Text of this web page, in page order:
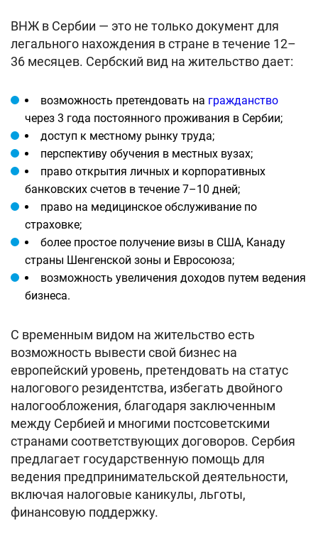
ВНЖ в Сербии — это не только документ для
легального нахождения в стране в течение 12–
36 месяцев. Сербский вид на жительство дает:
возможность претендовать на гражданство
через 3 года постоянного проживания в Сербии;
доступ к местному рынку труда;
перспективу обучения в местных вузах;
право открытия личных и корпоративных
банковских счетов в течение 7–10 дней;
право на медицинское обслуживание по
страховке;
более простое получение визы в США, Канаду
страны Шенгенской зоны и Евросоюза;
возможность увеличения доходов путем ведения
бизнеса.
С временным видом на жительство есть
возможность вывести свой бизнес на
европейский уровень, претендовать на статус
налогового резидентства, избегать двойного
налогообложения, благодаря заключенным
между Сербией и многими постсоветскими
странами соответствующих договоров. Сербия
предлагает государственную помощь для
ведения предпринимательской деятельности,
включая налоговые каникулы, льготы,
финансовую поддержку.